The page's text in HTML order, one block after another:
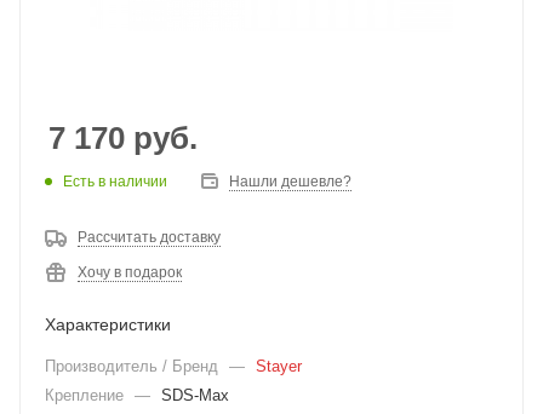
7 170 руб.
Есть в наличии Нашли дешевле?
Рассчитать доставку
Хочу в подарок
Характеристики
Производитель / Бренд — Stayer
Крепление — SDS-Max